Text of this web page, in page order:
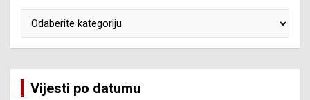
Vijesti po datumu